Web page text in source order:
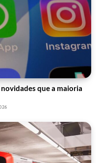
que a maioria